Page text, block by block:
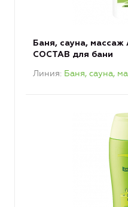
Баня, сауна,
СОСТАВ для бани
Линия Баня, сауна,